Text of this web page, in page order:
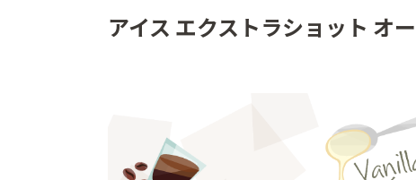
アイス エクストラショット オ